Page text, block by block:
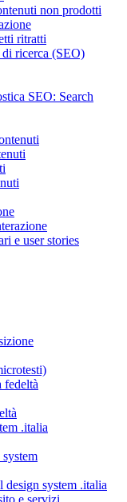
non prodotti
ritratti
ricerca (SEO)
SEO: Search
e user stories
fedeltà
.italia
system .italia
e servizi